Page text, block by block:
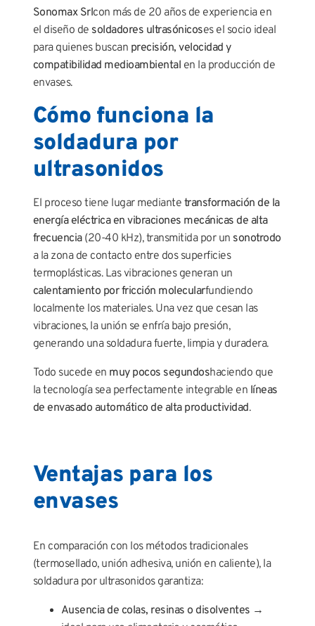
Sonomax Srlcon más de 20 años de experiencia en
el diseño de soldadores ultrasónicoses el socio ideal
para quienes buscan precisión, velocidad y
compatibilidad medioambiental en la producción de
envases.
Cómo funciona la
soldadura por
ultrasonidos
El proceso tiene lugar mediante transformación de la
energía eléctrica en vibraciones mecánicas de alta
frecuencia(20-40 kHz), transmitida por un sonotrodo
a la zona de contacto entre dos superficies
termoplásticas. Las vibraciones generan un
calentamiento por fricción molecularfundiendo
localmente los materiales. Una vez que cesan las
vibraciones, la unión se enfría bajo presión,
generando una soldadura fuerte, limpia y duradera.
Todo sucede en muy pocos segundoshaciendo que
la tecnología sea perfectamente integrable en líneas
de envasado automático de alta productividad.
Ventajas para los
envases
En comparación con los métodos tradicionales
(termosellado, unión adhesiva, unión en caliente), la
soldadura por ultrasonidos garantiza:
Ausencia de colas, resinas o disolventes →